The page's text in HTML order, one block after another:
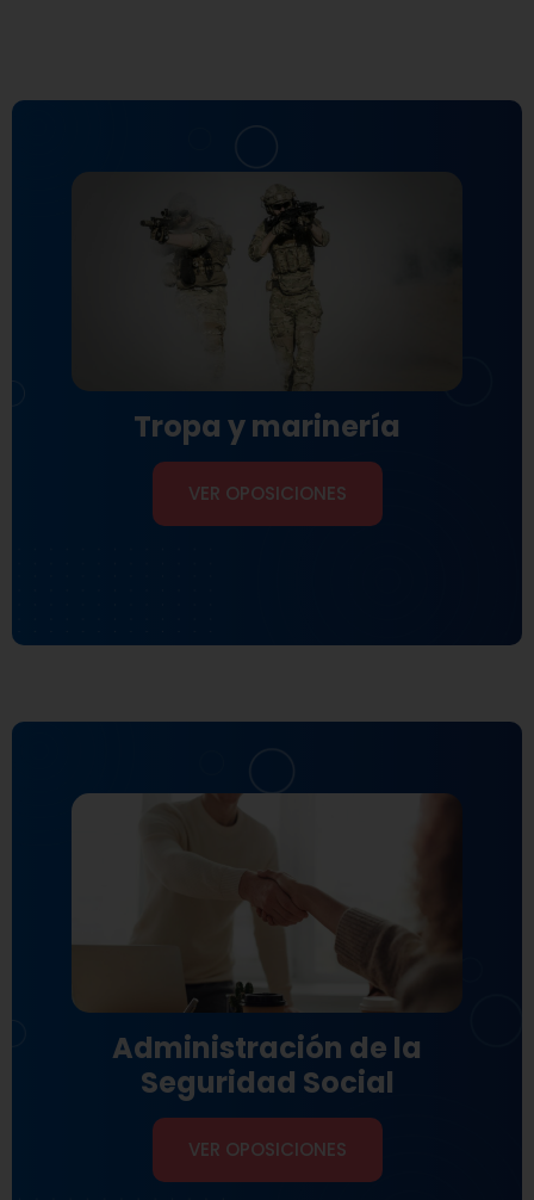
Tropa y marinería
VER OPOSICIONES
Administración de la
Seguridad Social
VER OPOSICIONES